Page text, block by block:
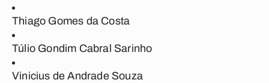
Thiago Gomes da Costa
Túlio Gondim Cabral Sarinho
Vinicius de Andrade Souza